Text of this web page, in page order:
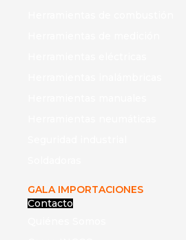
GALA IMPORTACIONES
Contacto